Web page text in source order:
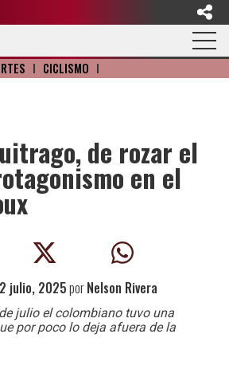
Regresar
Regresar
Regresar
Regresar
Regresar
Regresar
I CICLISMO I
de rozar el
en el
julio, 2025porNelson Rivera
julio el colombiano tuvo una
por poco lo deja afuera de la